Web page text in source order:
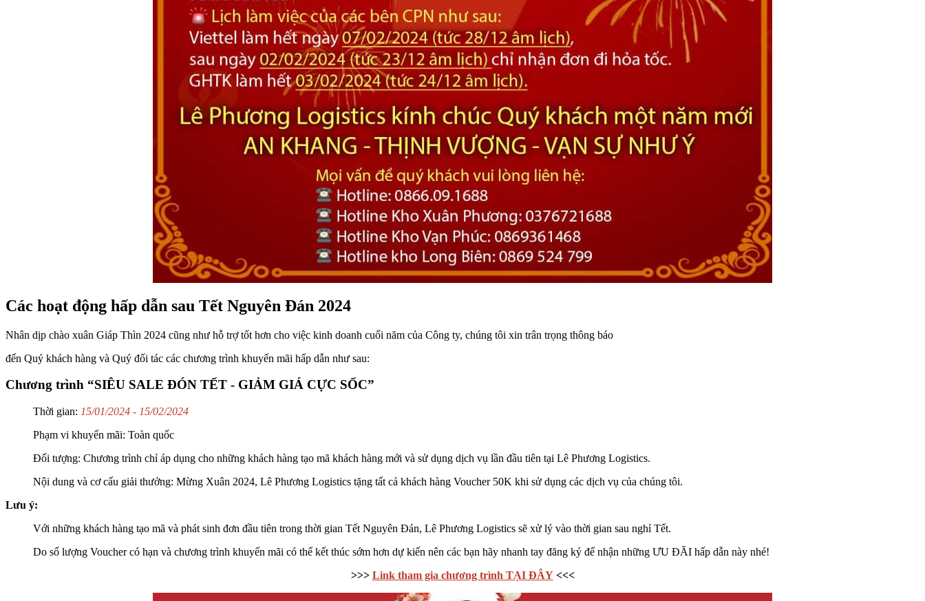
Các hoạt động hấp dẫn sau Tết Nguyên Đán 2024
Nhân dịp chào xuân Giáp Thìn 2024 cũng như hỗ trợ tốt hơn cho việc kinh doanh cuối năm của Công ty, chúng tôi xin trân trọng thông báo
đến Quý khách hàng và Quý đối tác các chương trình khuyến mãi hấp dẫn như sau:
Chương trình “SIÊU SALE ĐÓN TẾT - GIẢM GIÁ CỰC SỐC”
Thời gian: 15/01/2024 - 15/02/2024
Phạm vi khuyến mãi: Toàn quốc
Đối tượng: Chương trình chỉ áp dụng cho những khách hàng tạo mã khách hàng mới và sử dụng dịch vụ lần đầu tiên tại Lê Phương Logistics.
Nội dung và cơ cấu giải thưởng: Mừng Xuân 2024, Lê Phương Logistics tặng tất cả khách hàng Voucher 50K khi sử dụng các dịch vụ của chúng tôi.
Lưu ý:
Với những khách hàng tạo mã và phát sinh đơn đầu tiên trong thời gian Tết Nguyên Đán, Lê Phương Logistics sẽ xử lý vào thời gian sau nghỉ Tết.
Do số lượng Voucher có hạn và chương trình khuyến mãi có thể kết thúc sớm hơn dự kiến nên các bạn hãy nhanh tay đăng ký để nhận những ƯU ĐÃI hấp dẫn này nhé!
>>> Link tham gia chương trình TẠI ĐÂY <<<